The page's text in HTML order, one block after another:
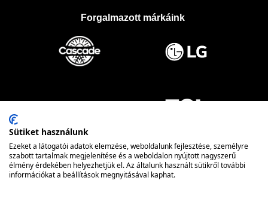
Forgalmazott márkáink
Sütiket használunk
Ezeket a látogatói adatok elemzése, weboldalunk fejlesztése, személyre
szabott tartalmak megjelenítése és a weboldalon nyújtott nagyszerű
élmény érdekében helyezhetjük el. Az általunk használt sütikről további
információkat a beállítások megnyitásával kaphat.